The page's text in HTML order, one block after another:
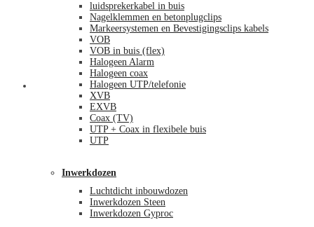
Mijn account
luidsprekerkabel in buis
Nagelklemmen en betonplugclips
Markeersystemen en Bevestigingsclips kabels
VOB
VOB in buis (flex)
Halogeen Alarm
Halogeen coax
Halogeen UTP/telefonie
XVB
EXVB
Coax (TV)
UTP + Coax in flexibele buis
UTP
Inwerkdozen
Luchtdicht inbouwdozen
Inwerkdozen Steen
Inwerkdozen Gyproc